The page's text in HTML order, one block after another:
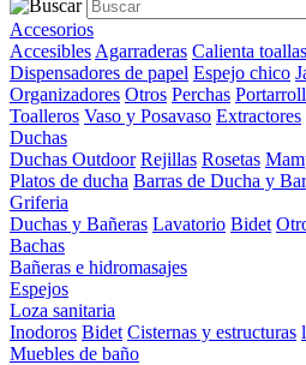
Accesorios
Accesibles Agarraderas Calienta toallas
Dispensadores de papel Espejo chico
Organizadores Otros Perchas
Toalleros Vaso y Posavaso Extractores
Duchas
Duchas Outdoor Rejillas Rosetas
Platos de ducha Barras de Ducha y
Griferia
Duchas y Bañeras Lavatorio Bidet
Bachas
Bañeras e hidromasajes
Espejos
Loza sanitaria
Inodoros Bidet Cisternas y estructuras
Muebles de baño